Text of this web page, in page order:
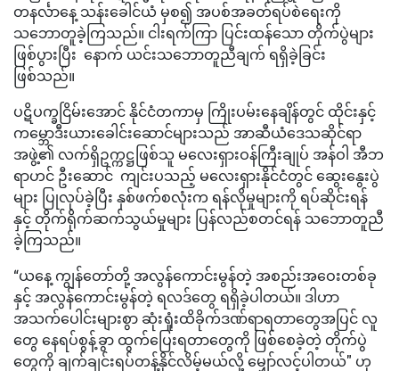
တနင်္လာနေ့ သန်းခေါင်ယံ မှစ၍ အပစ်အခတ်ရပ်စဲရေးကို
သဘောတူခဲ့ကြသည်။ ငါးရက်ကြာ ပြင်းထန်သော တိုက်ပွဲများ
ဖြစ်ပွားပြီး နောက် ယင်းသဘောတူညီချက် ရရှိခဲ့ခြင်း
ဖြစ်သည်။
ပဋိပက္ခငြိမ်းအောင် နိုင်ငံတကာမှ ကြိုးပမ်းနေချိန်တွင် ထိုင်းနှင့်
ကမ္ဘောဒီးယားခေါင်းဆောင်များသည် အာဆီယံဒေသဆိုင်ရာ
အဖွဲ့၏ လက်ရှိဥက္ကဋ္ဌဖြစ်သူ မလေးရှားဝန်ကြီးချုပ် အန်ဝါ အီဘ
ရာဟင် ဦးဆောင် ကျင်းပသည့် မလေးရှားနိုင်ငံတွင် ဆွေးနွေးပွဲ
များ ပြုလုပ်ခဲ့ပြီး နှစ်ဖက်စလုံးက ရန်လိုမှုများကို ရပ်ဆိုင်းရန်
နှင့် တိုက်ရိုက်ဆက်သွယ်မှုများ ပြန်လည်စတင်ရန် သဘောတူညီ
ခဲ့ကြသည်။
“ယနေ့ ကျွန်တော်တို့ အလွန်ကောင်းမွန်တဲ့ အစည်းအဝေးတစ်ခု
နှင့် အလွန်ကောင်းမွန်တဲ့ ရလဒ်တွေ ရရှိခဲ့ပါတယ်။ ဒါဟာ
အသက်ပေါင်းများစွာ ဆုံးရှုံးထိခိုက်ဒဏ်ရာရတာတွေအပြင် လူ
တွေ နေရပ်စွန့်ခွာ ထွက်ပြေးရတာတွေကို ဖြစ်စေခဲ့တဲ့ တိုက်ပွဲ
တွေကို ချက်ချင်းရပ်တန့်နိုင်လိမ့်မယ်လို့ မျှော်လင့်ပါတယ်" ဟု